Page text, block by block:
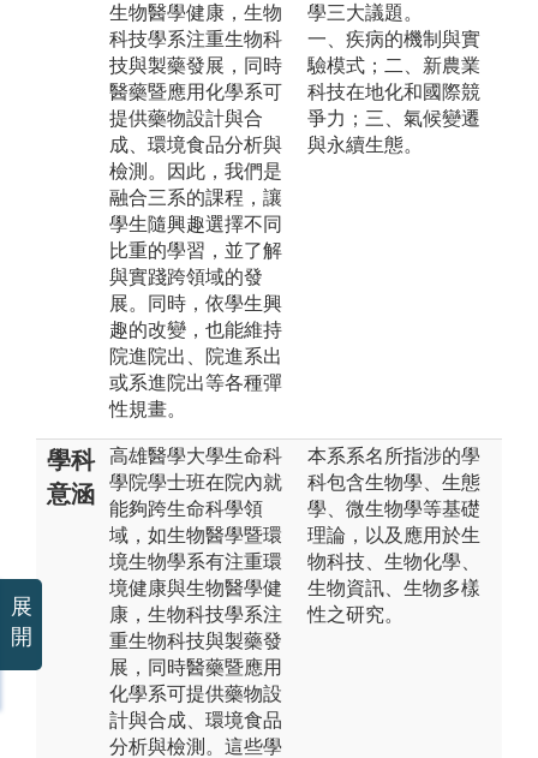
生物醫學健康，生物
科技學系注重生物科
技與製藥發展，同時
醫藥暨應用化學系可
提供藥物設計與合
成、環境食品分析與
檢測。因此，我們是
融合三系的課程，讓
學生隨興趣選擇不同
比重的學習，並了解
與實踐跨領域的發
展。同時，依學生興
趣的改變，也能維持
院進院出、院進系出
或系進院出等各種彈
性規畫。
學三大議題。
一、疾病的機制與實
驗模式；二、新農業
科技在地化和國際競
爭力；三、氣候變遷
與永續生態。
學科
意涵
高雄醫學大學生命科
學院學士班在院內就
能夠跨生命科學領
域，如生物醫學暨環
境生物學系有注重環
境健康與生物醫學健
康，生物科技學系注
重生物科技與製藥發
展，同時醫藥暨應用
化學系可提供藥物設
計與合成、環境食品
分析與檢測。這些學
本系系名所指涉的學
科包含生物學、生態
學、微生物學等基礎
理論，以及應用於生
物科技、生物化學、
生物資訊、生物多樣
性之研究。
展
開